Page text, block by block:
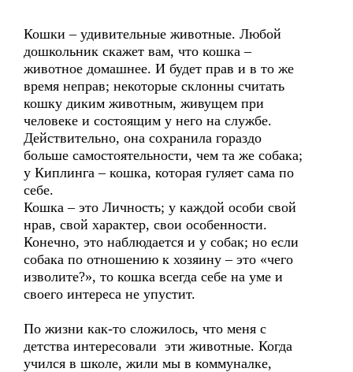
Кошки – удивительные животные. Любой
дошкольник скажет вам, что кошка –
животное домашнее. И будет прав и в то же
время неправ; некоторые склонны считать
кошку диким животным, живущем при
человеке и состоящим у него на службе.
Действительно, она сохранила гораздо
больше самостоятельности, чем та же собака;
у Киплинга – кошка, которая гуляет сама по
себе.
Кошка – это Личность; у каждой особи свой
нрав, свой характер, свои особенности.
Конечно, это наблюдается и у собак; но если
собака по отношению к хозяину – это «чего
изволите?», то кошка всегда себе на уме и
своего интереса не упустит.
По жизни как-то сложилось, что меня с
детства интересовали эти животные. Когда
учился в школе, жили мы в коммуналке,